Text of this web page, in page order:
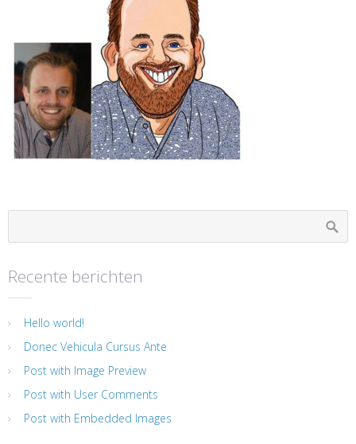
Recente berichten
Hello world!
Donec Vehicula Cursus Ante
Post with Image Preview
Post with User Comments
Post with Embedded Images